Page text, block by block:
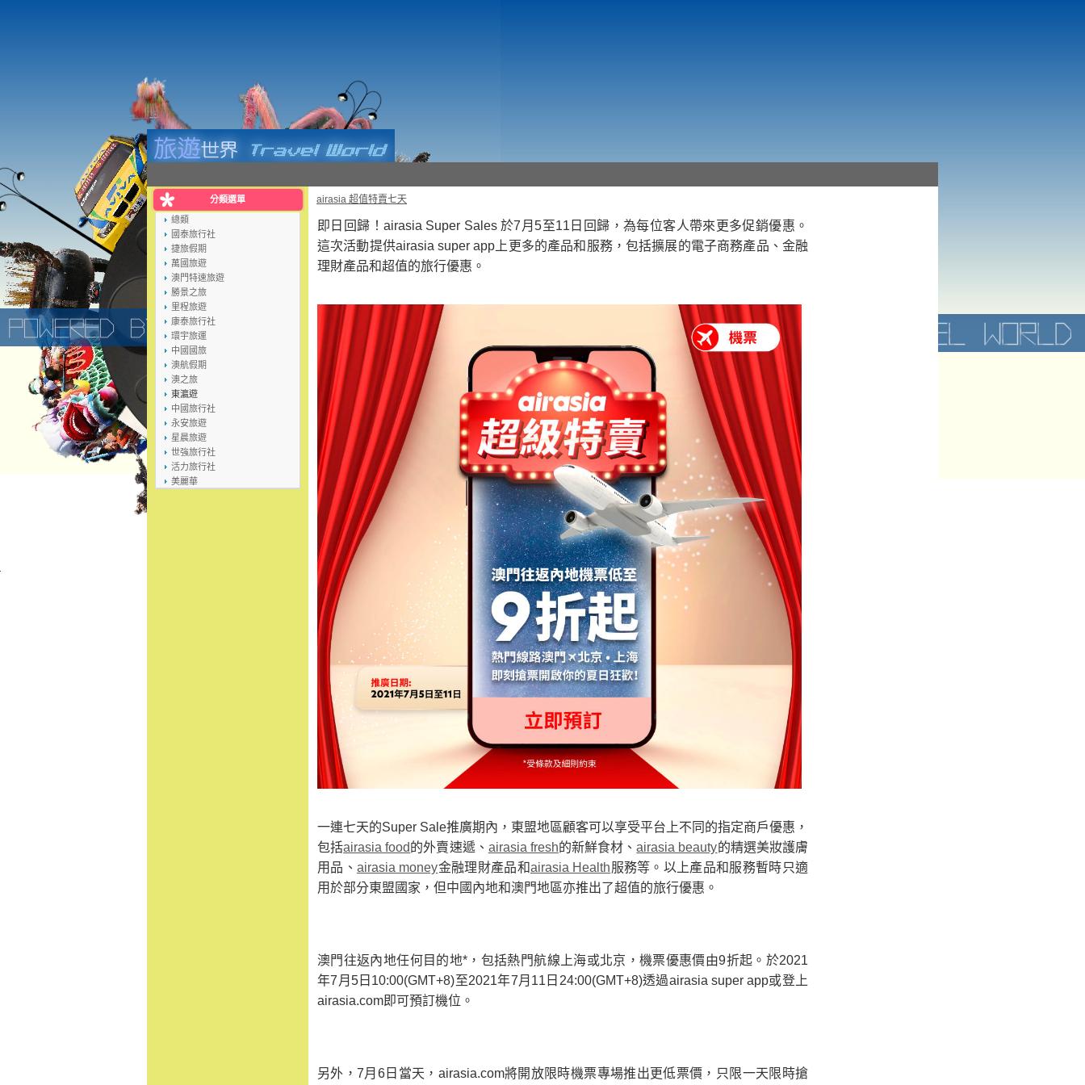
分類選單
總類
國泰旅行社
捷旅假期
萬國旅遊
澳門特速旅遊
勝景之旅
里程旅遊
康泰旅行社
環宇旅運
中國國旅
澳航假期
澳之旅
東瀛遊
中國旅行社
永安旅遊
星晨旅遊
世強旅行社
活力旅行社
美麗華
airasia 超值特賣七天
即日回歸！airasia Super Sales 於7月5至11日回歸，為每位客人帶來更多促銷優惠。
這次活動提供airasia super app上更多的產品和服務，包括擴展的電子商務產品、金融
理財產品和超值的旅行優惠。
一連七天的Super Sale推廣期內，東盟地區顧客可以享受平台上不同的指定商戶優惠，
包括airasia food的外賣速遞、 airasia fresh的新鮮食材、airasia beauty的精選美妝護膚
用品、 airasia money金融理財產品和airasia Health服務等。以上產品和服務暫時只適
用於部分東盟國家，但中國內地和澳門地區亦推出了超值的旅行優惠。
澳門往返內地任何目的地*，包括熱門航線上海或北京，機票優惠價由9折起。於2021
年7月5日10:00(GMT+8)至2021年7月11日24:00(GMT+8)透過airasia super app或登上
airasia.com即可預訂機位。
另外，7月6日當天，airasia.com將開放限時機票專場推出更低票價，只限一天限時搶